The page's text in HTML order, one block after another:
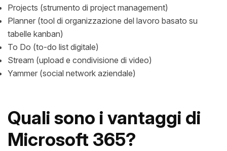
Projects (strumento di project management)
Planner (tool di organizzazione del lavoro basato su
tabelle kanban)
To Do (to-do list digitale)
Stream (upload e condivisione di video)
Yammer (social network aziendale)
Quali sono i vantaggi di
Microsoft 365?